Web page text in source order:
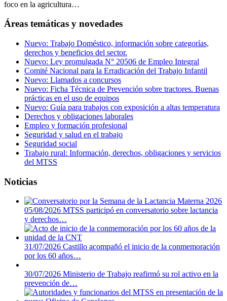
foco en la agricultura…
Áreas temáticas y novedades
Nuevo: Trabajo Doméstico, información sobre categorías,
derechos y beneficios del sector.
Nuevo: Ley promulgada N° 20506 de Empleo Integral
Comité Nacional para la Erradicación del Trabajo Infantil
Nuevo: Llamados a concursos
Nuevo: Ficha Técnica de Prevención sobre tractores. Buenas
prácticas en el uso de equipos
Nuevo: Guía para trabajos con exposición a altas temperatura
Derechos y obligaciones laborales
Empleo y formación profesional
Seguridad y salud en el trabajo
Seguridad social
Trabajo rural: Información, derechos, obligaciones y servicios
del MTSS
Noticias
05/08/2026 MTSS participó en conversatorio sobre lactancia
y derechos…
31/07/2026 Castillo acompañó el inicio de la conmemoración
por los 60 años…
30/07/2026 Ministerio de Trabajo reafirmó su rol activo en la
prevención de…